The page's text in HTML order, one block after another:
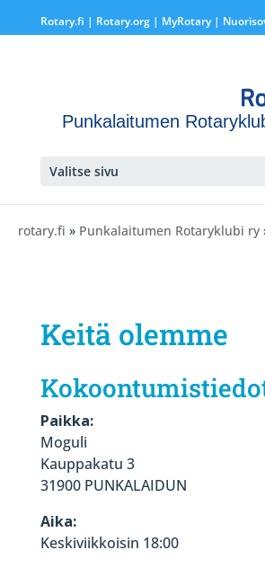
Rotary.fi | Rotary.org| MyRotary |
Punkalaitumen
Valitse sivu
rotary.fi » Punkalaitumen Rotaryklubi ry
Keitä olemme
Paikka:
Moguli
Kauppakatu 3
31900 PUNKALAIDUN
Aika:
Keskiviikkoisin 18:00